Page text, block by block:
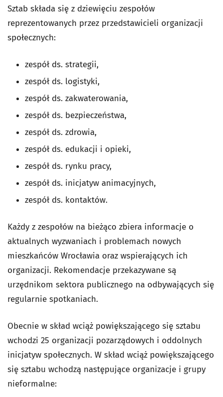
Sztab składa się z dziewięciu zespołów
reprezentowanych przez przedstawicieli organizacji
społecznych:
zespół ds. strategii,
zespół ds. logistyki,
zespół ds. zakwaterowania,
zespół ds. bezpieczeństwa,
zespół ds. zdrowia,
zespół ds. edukacji i opieki,
zespół ds. rynku pracy,
zespół ds. inicjatyw animacyjnych,
zespół ds. kontaktów.
Każdy z zespołów na bieżąco zbiera informacje o
aktualnych wyzwaniach i problemach nowych
mieszkańców Wrocławia oraz wspierających ich
organizacji. Rekomendacje przekazywane są
urzędnikom sektora publicznego na odbywających się
regularnie spotkaniach.
Obecnie w skład wciąż powiększającego się sztabu
wchodzi 25 organizacji pozarządowych i oddolnych
inicjatyw społecznych. W skład wciąż powiększającego
się sztabu wchodzą następujące organizacje i grupy
nieformalne: